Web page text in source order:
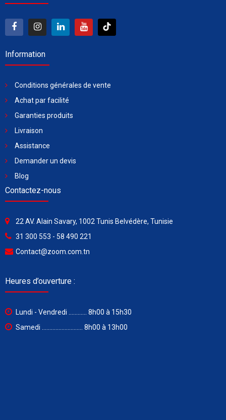
Information
Conditions générales de vente
Achat par facilité
Garanties produits
Livraison
Assistance
Demander un devis
Blog
Contactez-nous
22 AV. Alain Savary, 1002 Tunis Belvédère, Tunisie
31 300 553 - 58 490 221
Contact@zoom.com.tn
Heures d’ouverture :
Lundi - Vendredi ............ 8h00 à 15h30
Samedi ........................... 8h00 à 13h00